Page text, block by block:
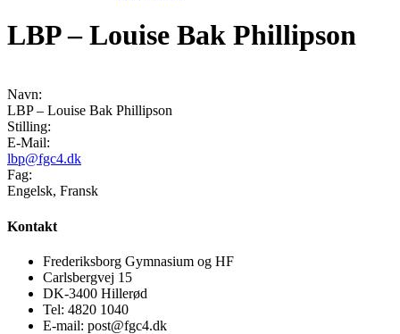
LBP – Louise Bak Phillipson
Navn:
LBP – Louise Bak Phillipson
Stilling:
E-Mail:
lbp@fgc4.dk
Fag:
Engelsk, Fransk
Kontakt
Frederiksborg Gymnasium og HF
Carlsbergvej 15
DK-3400 Hillerød
Tel: 4820 1040
E-mail: post@fgc4.dk